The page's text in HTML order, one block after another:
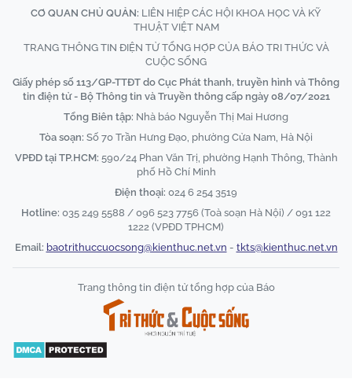
CƠ QUAN CHỦ QUẢN: LIÊN HIỆP CÁC HỘI KHOA HỌC VÀ KỸ
THUẬT VIỆT NAM
TRANG THÔNG TIN ĐIỆN TỬ TỔNG HỢP CỦA BÁO TRI THỨC VÀ
CUỘC SỐNG
Giấy phép số 113/GP-TTĐT do Cục Phát thanh, truyền hình và Thông
tin điện tử - Bộ Thông tin và Truyền thông cấp ngày 08/07/2021
Tổng Biên tập: Nhà báo Nguyễn Thị Mai Hương
Tòa soạn: Số 70 Trần Hưng Đạo, phường Cửa Nam, Hà Nội
VPĐD tại TP.HCM: 590/24 Phan Văn Trị, phường Hạnh Thông, Thành
phố Hồ Chí Minh
Điện thoại: 024 6 254 3519
Hotline: 035 249 5588 / 096 523 7756 (Toà soạn Hà Nội) / 091 122
1222 (VPĐD TPHCM)
Email: baotrithuccuocsong@kienthuc.net.vn - tkts@kienthuc.net.vn
Trang thông tin điện tử tổng hợp của Báo